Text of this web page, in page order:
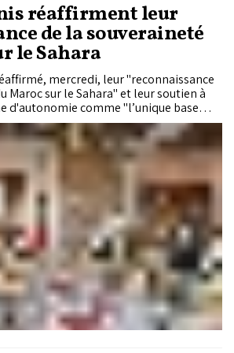
réaffirment leur
de la souveraineté
le Sahara
mercredi, leur "reconnaissance
Maroc sur le Sahara" et leur soutien à
d'autonomie comme "l’unique base
durable" à ce différend.